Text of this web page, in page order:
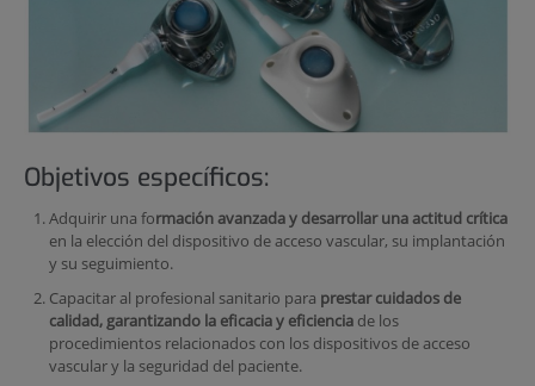
Objetivos específicos:
Adquirir una formación avanzada y desarrollar una actitud crítica
en la elección del dispositivo de acceso vascular, su implantación
y su seguimiento.
Capacitar al profesional sanitario para prestar cuidados de
calidad, garantizando la eficacia y eficienciade los
procedimientos relacionados con los dispositivos de acceso
vascular y la seguridad del paciente.